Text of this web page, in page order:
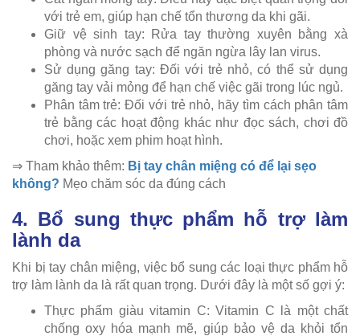
với trẻ em, giúp hạn chế tổn thương da khi gãi.
Giữ vệ sinh tay: Rửa tay thường xuyên bằng xà
phòng và nước sạch để ngăn ngừa lây lan virus.
Sử dụng găng tay: Đối với trẻ nhỏ, có thể sử dụng
găng tay vải mỏng để hạn chế việc gãi trong lúc ngủ.
Phân tâm trẻ: Đối với trẻ nhỏ, hãy tìm cách phân tâm
trẻ bằng các hoạt động khác như đọc sách, chơi đồ
chơi, hoặc xem phim hoạt hình.
⇒ Tham khảo thêm: Bị tay chân miệng có để lại sẹo
không? Mẹo chăm sóc da đúng cách
4. Bổ sung thực phẩm hỗ trợ làm
lành da
Khi bị tay chân miệng, việc bổ sung các loại thực phẩm hỗ
trợ làm lành da là rất quan trọng. Dưới đây là một số gợi ý:
Thực phẩm giàu vitamin C: Vitamin C là một chất
chống oxy hóa mạnh mẽ, giúp bảo vệ da khỏi tổn